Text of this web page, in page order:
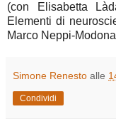
(con Elisabetta
Elementi di
Marco Neppi-
Simone Renesto alle
Condividi